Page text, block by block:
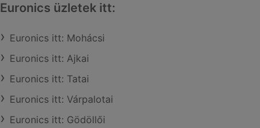
Euronics üzletek itt:
Euronics itt: Mohácsi
Euronics itt: Ajkai
Euronics itt: Tatai
Euronics itt: Várpalotai
Euronics itt: Gödöllői